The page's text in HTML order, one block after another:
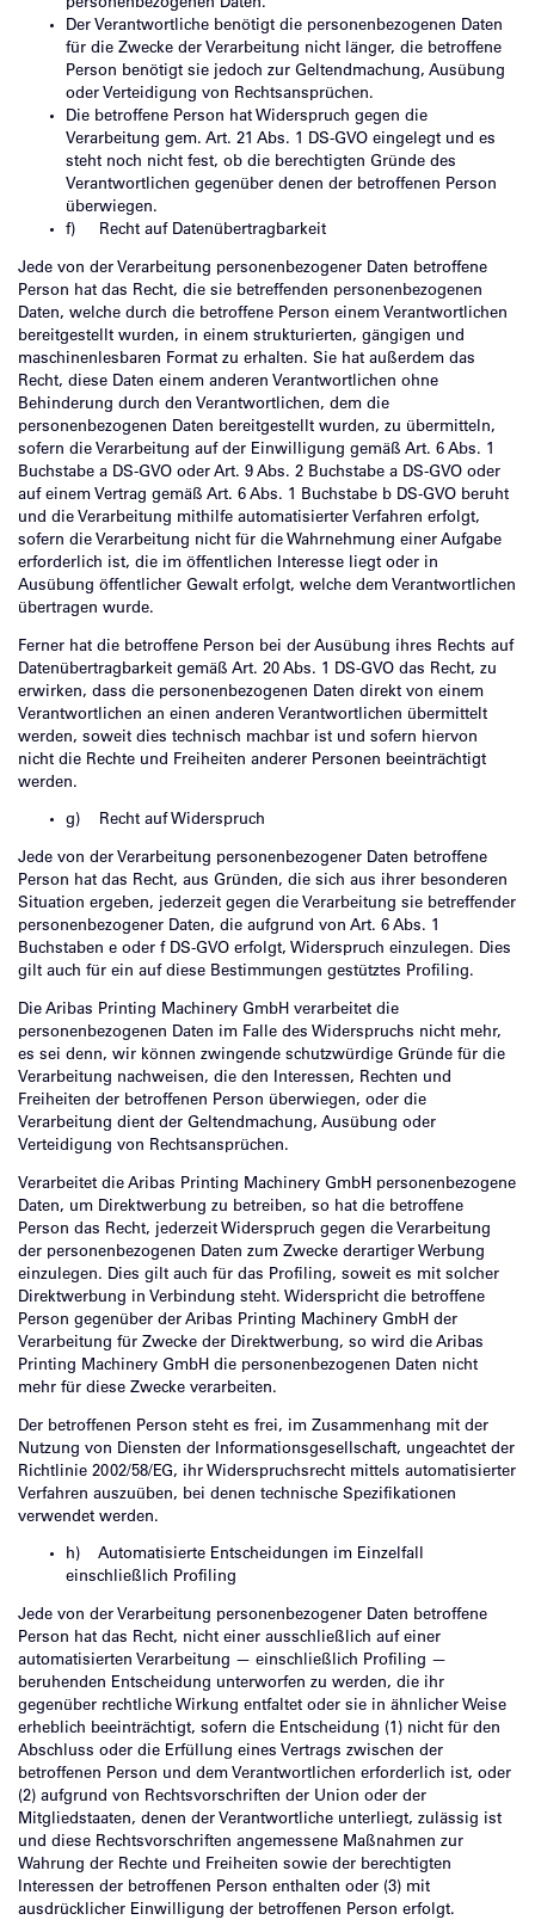
personenbezogenen Daten.
Der Verantwortliche benötigt die personenbezogenen Daten
für die Zwecke der Verarbeitung nicht länger, die betroffene
Person benötigt sie jedoch zur Geltendmachung, Ausübung
oder Verteidigung von Rechtsansprüchen.
Die betroffene Person hat Widerspruch gegen die
Verarbeitung gem. Art. 21 Abs. 1 DS-GVO eingelegt und es
steht noch nicht fest, ob die berechtigten Gründe des
Verantwortlichen gegenüber denen der betroffenen Person
überwiegen.
f) Recht auf Datenübertragbarkeit
Jede von der Verarbeitung personenbezogener Daten betroffene
Person hat das Recht, die sie betreffenden personenbezogenen
Daten, welche durch die betroffene Person einem Verantwortlichen
bereitgestellt wurden, in einem strukturierten, gängigen und
maschinenlesbaren Format zu erhalten. Sie hat außerdem das
Recht, diese Daten einem anderen Verantwortlichen ohne
Behinderung durch den Verantwortlichen, dem die
personenbezogenen Daten bereitgestellt wurden, zu übermitteln,
sofern die Verarbeitung auf der Einwilligung gemäß Art. 6 Abs. 1
Buchstabe a DS-GVO oder Art. 9 Abs. 2 Buchstabe a DS-GVO oder
auf einem Vertrag gemäß Art. 6 Abs. 1 Buchstabe b DS-GVO beruht
und die Verarbeitung mithilfe automatisierter Verfahren erfolgt,
sofern die Verarbeitung nicht für die Wahrnehmung einer Aufgabe
erforderlich ist, die im öffentlichen Interesse liegt oder in
Ausübung öffentlicher Gewalt erfolgt, welche dem Verantwortlichen
übertragen wurde.
Ferner hat die betroffene Person bei der Ausübung ihres Rechts auf
Datenübertragbarkeit gemäß Art. 20 Abs. 1 DS-GVO das Recht, zu
erwirken, dass die personenbezogenen Daten direkt von einem
Verantwortlichen an einen anderen Verantwortlichen übermittelt
werden, soweit dies technisch machbar ist und sofern hiervon
nicht die Rechte und Freiheiten anderer Personen beeinträchtigt
werden.
g) Recht auf Widerspruch
Jede von der Verarbeitung personenbezogener Daten betroffene
Person hat das Recht, aus Gründen, die sich aus ihrer besonderen
Situation ergeben, jederzeit gegen die Verarbeitung sie betreffender
personenbezogener Daten, die aufgrund von Art. 6 Abs. 1
Buchstaben e oder f DS-GVO erfolgt, Widerspruch einzulegen. Dies
gilt auch für ein auf diese Bestimmungen gestütztes Profiling.
Die Aribas Printing Machinery GmbH verarbeitet die
personenbezogenen Daten im Falle des Widerspruchs nicht mehr,
es sei denn, wir können zwingende schutzwürdige Gründe für die
Verarbeitung nachweisen, die den Interessen, Rechten und
Freiheiten der betroffenen Person überwiegen, oder die
Verarbeitung dient der Geltendmachung, Ausübung oder
Verteidigung von Rechtsansprüchen.
Verarbeitet die Aribas Printing Machinery GmbH personenbezogene
Daten, um Direktwerbung zu betreiben, so hat die betroffene
Person das Recht, jederzeit Widerspruch gegen die Verarbeitung
der personenbezogenen Daten zum Zwecke derartiger Werbung
einzulegen. Dies gilt auch für das Profiling, soweit es mit solcher
Direktwerbung in Verbindung steht. Widerspricht die betroffene
Person gegenüber der Aribas Printing Machinery GmbH der
Verarbeitung für Zwecke der Direktwerbung, so wird die Aribas
Printing Machinery GmbH die personenbezogenen Daten nicht
mehr für diese Zwecke verarbeiten.
Der betroffenen Person steht es frei, im Zusammenhang mit der
Nutzung von Diensten der Informationsgesellschaft, ungeachtet der
Richtlinie 2002/58/EG, ihr Widerspruchsrecht mittels automatisierter
Verfahren auszuüben, bei denen technische Spezifikationen
verwendet werden.
h) Automatisierte Entscheidungen im Einzelfall
einschließlich Profiling
Jede von der Verarbeitung personenbezogener Daten betroffene
Person hat das Recht, nicht einer ausschließlich auf einer
automatisierten Verarbeitung — einschließlich Profiling —
beruhenden Entscheidung unterworfen zu werden, die ihr
gegenüber rechtliche Wirkung entfaltet oder sie in ähnlicher Weise
erheblich beeinträchtigt, sofern die Entscheidung (1) nicht für den
Abschluss oder die Erfüllung eines Vertrags zwischen der
betroffenen Person und dem Verantwortlichen erforderlich ist, oder
(2) aufgrund von Rechtsvorschriften der Union oder der
Mitgliedstaaten, denen der Verantwortliche unterliegt, zulässig ist
und diese Rechtsvorschriften angemessene Maßnahmen zur
Wahrung der Rechte und Freiheiten sowie der berechtigten
Interessen der betroffenen Person enthalten oder (3) mit
ausdrücklicher Einwilligung der betroffenen Person erfolgt.